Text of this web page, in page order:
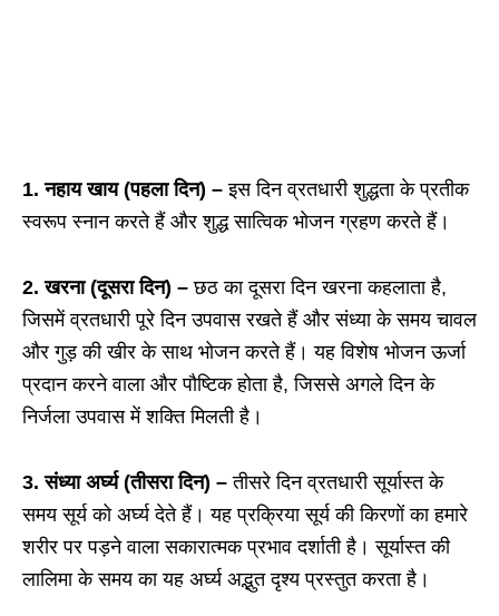
1. नहाय खाय (पहला दिन) – इस दिन व्रतधारी शुद्धता के प्रतीक
स्वरूप स्नान करते हैं और शुद्ध सात्विक भोजन ग्रहण करते हैं।
2. खरना (दूसरा दिन) –छठ का दूसरा दिन खरना कहलाता है,
जिसमें व्रतधारी पूरे दिन उपवास रखते हैं और संध्या के समय चावल
और गुड़ की खीर के साथ भोजन करते हैं। यह विशेष भोजन ऊर्जा
प्रदान करने वाला और पौष्टिक होता है, जिससे अगले दिन के
निर्जला उपवास में शक्ति मिलती है।
3. संध्या अर्घ्य (तीसरा दिन) – तीसरे दिन व्रतधारी सूर्यास्त के
समय सूर्य को अर्घ्य देते हैं। यह प्रक्रिया सूर्य की किरणों का हमारे
शरीर पर पड़ने वाला सकारात्मक प्रभाव दर्शाती है। सूर्यास्त की
लालिमा के समय का यह अर्घ्य अद्भुत दृश्य प्रस्तुत करता है।